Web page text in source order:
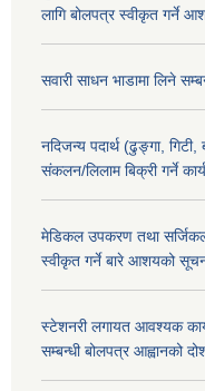
लागि बोलपत्र स्वीकृत गर्ने
सवारी साधन भाडामा लिने
नदिजन्य पदार्थ (ढुङ्गा,
संकलन/लिलाम बिक्री गर्ने
मेडिकल उपकरण तथा सर्जिकल
स्वीकृत गर्ने बारे आशयको
स्टेशनरी लगायत आवश्यक
सम्बन्धी बोलपत्र आह्वानको